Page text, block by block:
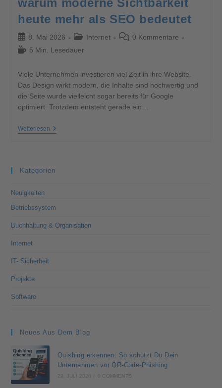
warum moderne Sichtbarkeit
heute mehr als SEO bedeutet
8. Mai 2026 Internet
0 Kommentare
5 Min. Lesedauer
Viele Unternehmen investieren viel Zeit in ihre Website.
Das Design wirkt modern, die Inhalte sind hochwertig und
die Seite wurde vielleicht sogar bereits für Google
optimiert. Trotzdem entsteht gerade ein…
Weiterlesen
Kategorien
Neuigkeiten
Betriebssystem
Buchhaltung & Organisation
Internet
IT- Sicherheit
Projekte
Software
Neues Aus Dem Blog
Quishing erkennen: So schützt Du Dein
Unternehmen vor QR-Code-Phishing
29. JULI 2026 0 COMMENTS